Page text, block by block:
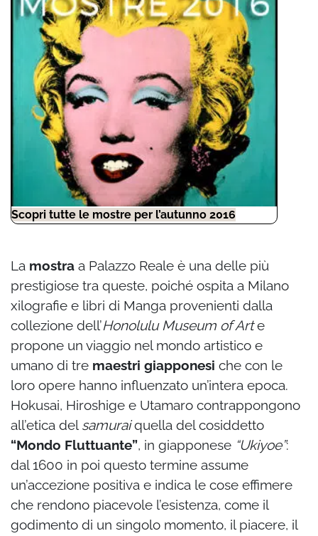
Scopri tutte le mostre per l’autunno 2016
La mostra a Palazzo Reale è una delle più
prestigiose tra queste, poiché ospita a Milano
xilografie e libri di Manga provenienti dalla
collezione dell’Honolulu Museum of Arte
propone un viaggio nel mondo artistico e
umano di tre maestri giapponesi che con le
loro opere hanno influenzato un’intera epoca.
Hokusai, Hiroshige e Utamaro contrappongono
all’etica del samuraiquella del cosiddetto
“Mondo Fluttuante”, in giapponese “Ukiyoe”:
dal 1600 in poi questo termine assume
un’accezione positiva e indica le cose effimere
che rendono piacevole l’esistenza, come il
godimento di un singolo momento, il piacere, il